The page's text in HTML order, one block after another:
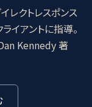
レクトレスポンス
イアントに指導。
Kennedy 著